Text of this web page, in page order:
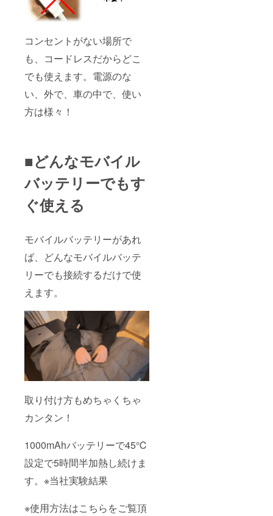
コンセントがない場所で
も、コードレスだからどこ
でも使えます。電源のな
い、外で、車の中で、使い
方は様々！
■どんなモバイル
バッテリーでもす
ぐ使える
モバイルバッテリーがあれ
ば、どんなモバイルバッテ
リーでも接続するだけで使
えます。
取り付け方もめちゃくちゃ
カンタン！
1000mAhバッテリーで45℃
設定で5時間半加熱し続けま
す。※当社実験結果
※使用方法はこちらをご覧頂